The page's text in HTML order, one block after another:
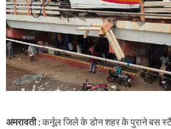
अमरावती :कर्नूल जिले के डोन शहर के पुराने बस